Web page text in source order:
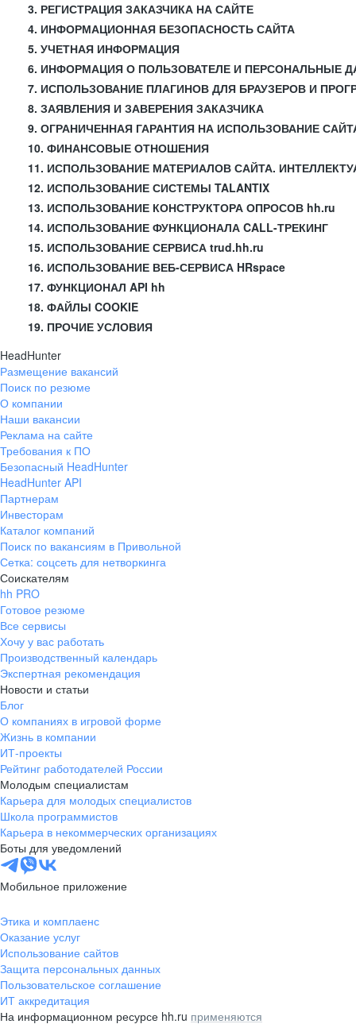
3. РЕГИСТРАЦИЯ ЗАКАЗЧИКА НА САЙТЕ
4. ИНФОРМАЦИОННАЯ БЕЗОПАСНОСТЬ САЙТА
5. УЧЕТНАЯ ИНФОРМАЦИЯ
6. ИНФОРМАЦИЯ О ПОЛЬЗОВАТЕЛЕ И ПЕРСОНАЛЬНЫЕ
7. ИСПОЛЬЗОВАНИЕ ПЛАГИНОВ ДЛЯ БРАУЗЕРОВ И
8. ЗАЯВЛЕНИЯ И ЗАВЕРЕНИЯ ЗАКАЗЧИКА
9. ОГРАНИЧЕННАЯ ГАРАНТИЯ НА ИСПОЛЬЗОВАНИЕ
10. ФИНАНСОВЫЕ ОТНОШЕНИЯ
11. ИСПОЛЬЗОВАНИЕ МАТЕРИАЛОВ САЙТА.
12. ИСПОЛЬЗОВАНИЕ СИСТЕМЫ TALANTIX
13. ИСПОЛЬЗОВАНИЕ КОНСТРУКТОРА ОПРОСОВ hh.ru
14. ИСПОЛЬЗОВАНИЕ ФУНКЦИОНАЛА CALL-ТРЕКИНГ
15. ИСПОЛЬЗОВАНИЕ СЕРВИСА trud.hh.ru
16. ИСПОЛЬЗОВАНИЕ ВЕБ-СЕРВИСА HRspace
17. ФУНКЦИОНАЛ API hh
18. ФАЙЛЫ COOKIE
19. ПРОЧИЕ УСЛОВИЯ
HeadHunter
Размещение вакансий
Поиск по резюме
О компании
Наши вакансии
Реклама на сайте
Требования к ПО
Безопасный HeadHunter
HeadHunter API
Партнерам
Инвесторам
Каталог компаний
Поиск по вакансиям в Привольной
Сетка: соцсеть для нетворкинга
Соискателям
hh PRO
Готовое резюме
Все сервисы
Хочу у вас работать
Производственный календарь
Экспертная рекомендация
Новости и статьи
Блог
О компаниях в игровой форме
Жизнь в компании
ИТ-проекты
Рейтинг работодателей России
Молодым специалистам
Карьера для молодых специалистов
Школа программистов
Карьера в некоммерческих организациях
Боты для уведомлений
Мобильное приложение
Этика и комплаенс
Оказание услуг
Использование сайтов
Защита персональных данных
Пользовательское соглашение
ИТ аккредитация
На информационном ресурсе hh.ru применяются